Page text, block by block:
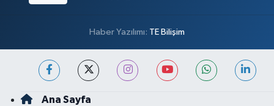
Haber Yazılımı: TE Bilişim
Ana Sayfa